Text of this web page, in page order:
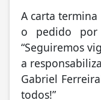
A carta
o pedido por
“Seguiremos
a
Gabriel
todos!”